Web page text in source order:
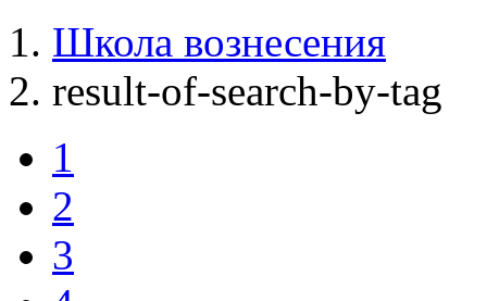
Школа вознесения
result-of-search-by-tag
1
2
3